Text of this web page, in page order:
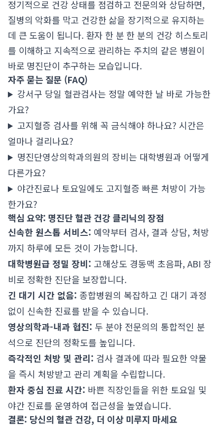
정기적으로 건강 상태를 점검하고 전문의와 상담하면,
질병의 악화를 막고 건강한 삶을 장기적으로 유지하는
데 큰 도움이 됩니다. 환자 한 분 한 분의 건강 히스토리
를 이해하고 지속적으로 관리하는 주치의 같은 병원이
바로 명진단이 추구하는 모습입니다.
자주 묻는 질문 (FAQ)
강서구 당일 혈관검사는 정말 예약한 날 바로 가능한
가요?
고지혈증 검사를 위해 꼭 금식해야 하나요? 시간은
얼마나 걸리나요?
명진단영상의학과의원의 장비는 대학병원과 어떻게
다른가요?
야간진료나 토요일에도 고지혈증 빠른 처방이 가능
한가요?
핵심 요약: 명진단 혈관 건강 클리닉의 장점
신속한 원스톱 서비스: 예약부터 검사, 결과 상담, 처방
까지 하루에 모든 것이 가능합니다.
대학병원급 정밀 장비: 고해상도 경동맥 초음파, ABI 장
비로 정확한 진단을 보장합니다.
긴 대기 시간 없음: 종합병원의 복잡하고 긴 대기 과정
없이 신속한 진료를 받을 수 있습니다.
영상의학과-내과 협진: 두 분야 전문의의 통합적인 분
석으로 진단의 정확도를 높입니다.
즉각적인 처방 및 관리: 검사 결과에 따라 필요한 약물
을 즉시 처방받고 관리 계획을 수립합니다.
환자 중심 진료 시간: 바쁜 직장인들을 위한 토요일 및
야간 진료를 운영하여 접근성을 높였습니다.
결론: 당신의 혈관 건강, 더 이상 미루지 마세요